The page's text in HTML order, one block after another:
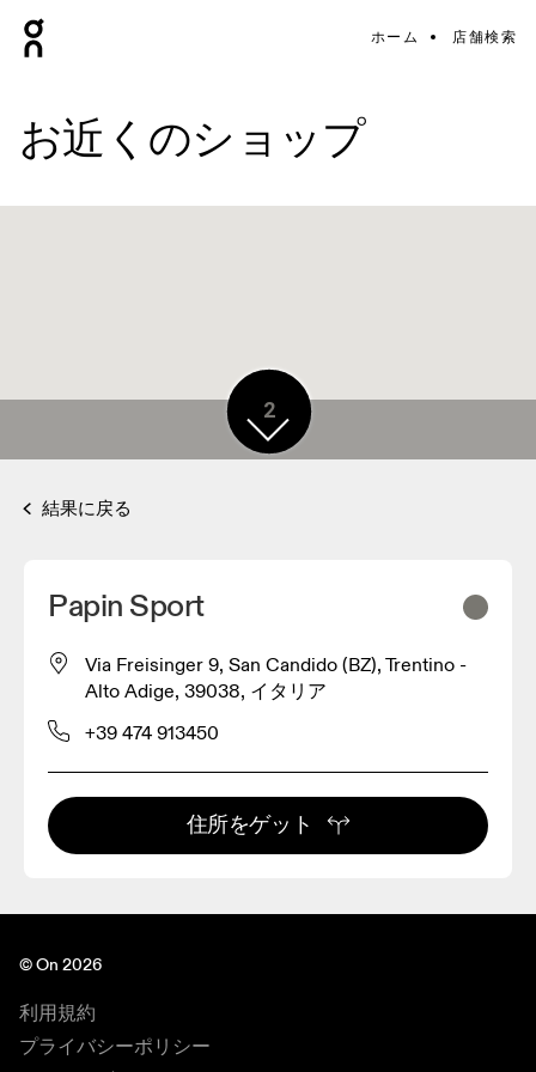
ホーム 店舗検索
お近くのショップ
2
結果に戻る
Papin Sport
Via Freisinger 9, San Candido (BZ), Trentino -
Alto Adige, 39038, イタリア
+39 474 913450
住所をゲット
© On 2026
利用規約
プライバシーポリシー